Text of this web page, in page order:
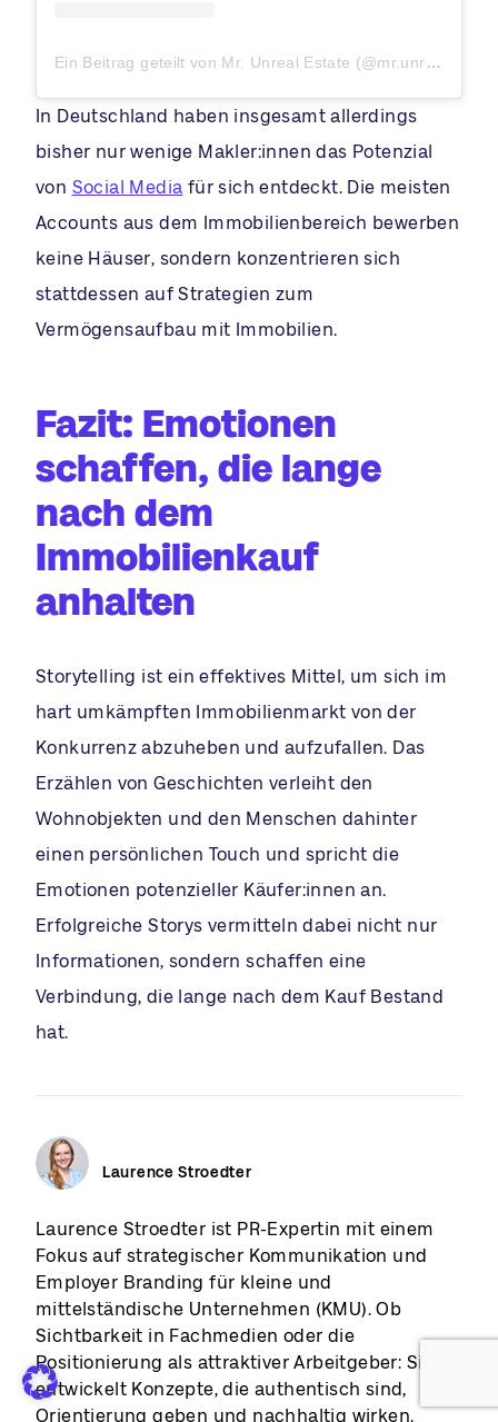
Ein Beitrag geteilt von Mr. Unreal Estate (@mr.unrealestate)
In Deutschland haben insgesamt allerdings
bisher nur wenige Makler:innen das Potenzial
von Social Media für sich entdeckt. Die meisten
Accounts aus dem Immobilienbereich bewerben
keine Häuser, sondern konzentrieren sich
stattdessen auf Strategien zum
Vermögensaufbau mit Immobilien.
Fazit: Emotionen
schaffen, die lange
nach dem
Immobilienkauf
anhalten
Storytelling ist ein effektives Mittel, um sich im
hart umkämpften Immobilienmarkt von der
Konkurrenz abzuheben und aufzufallen. Das
Erzählen von Geschichten verleiht den
Wohnobjekten und den Menschen dahinter
einen persönlichen Touch und spricht die
Emotionen potenzieller Käufer:innen an.
Erfolgreiche Storys vermitteln dabei nicht nur
Informationen, sondern schaffen eine
Verbindung, die lange nach dem Kauf Bestand
hat.
Laurence Stroedter
Laurence Stroedter ist PR-Expertin mit einem
Fokus auf strategischer Kommunikation und
Employer Branding für kleine und
mittelständische Unternehmen (KMU). Ob
Sichtbarkeit in Fachmedien oder die
Positionierung als attraktiver Arbeitgeber: Sie
entwickelt Konzepte, die authentisch sind,
Orientierung geben und nachhaltig wirken.